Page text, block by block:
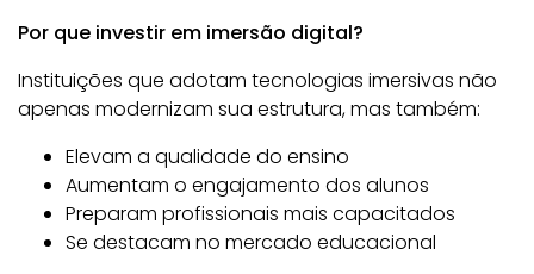
Por que investir em imersão digital?
Instituições que adotam tecnologias imersivas não
apenas modernizam sua estrutura, mas também:
Elevam a qualidade do ensino
Aumentam o engajamento dos alunos
Preparam profissionais mais capacitados
Se destacam no mercado educacional